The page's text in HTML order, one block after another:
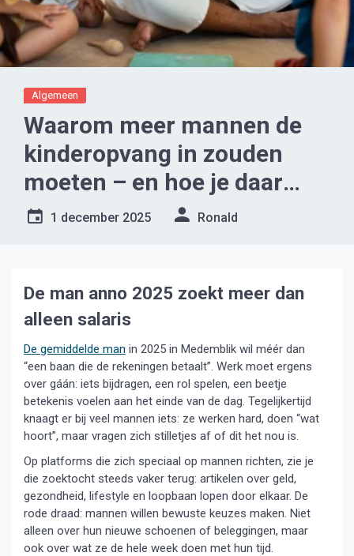
Algemeen
Waarom meer mannen de
kinderopvang in zouden
moeten – en hoe je daar
komt
1 december 2025 Ronald
De man anno 2025 zoekt meer dan
alleen salaris
De gemiddelde man in 2025 in Medemblik wil méér dan
“een baan die de rekeningen betaalt”. Werk moet ergens
over gáán: iets bijdragen, een rol spelen, een beetje
betekenis voelen aan het einde van de dag. Tegelijkertijd
knaagt er bij veel mannen iets: ze werken hard, doen “wat
hoort”, maar vragen zich stilletjes af of dit het nou is.
Op platforms die zich speciaal op mannen richten, zie je
die zoektocht steeds vaker terug: artikelen over geld,
gezondheid, lifestyle en loopbaan lopen door elkaar. De
rode draad: mannen willen bewuste keuzes maken. Niet
alleen over hun nieuwe schoenen of beleggingen, maar
ook over wat ze de hele week doen met hun tijd.